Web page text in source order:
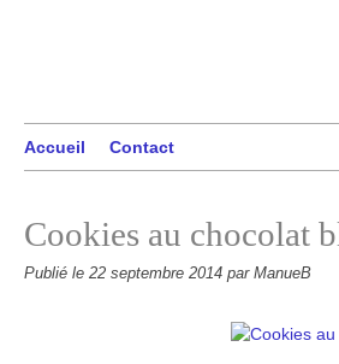
Accueil Contact
Cookies au chocolat
Publié le 22 septembre 2014 par ManueB